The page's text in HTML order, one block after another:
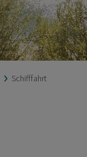
Schifffahrt